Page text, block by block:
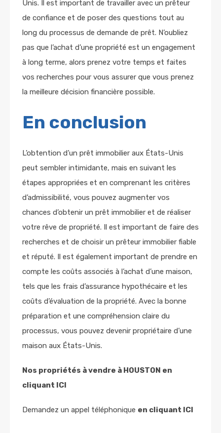
Unis. Il est important de travailler avec un prêteur
de confiance et de poser des questions tout au
long du processus de demande de prêt. N’oubliez
pas que l’achat d’une propriété est un engagement
à long terme, alors prenez votre temps et faites
vos recherches pour vous assurer que vous prenez
la meilleure décision financière possible.
En conclusion
L’obtention d’un prêt immobilier aux États-Unis
peut sembler intimidante, mais en suivant les
étapes appropriées et en comprenant les critères
d’admissibilité, vous pouvez augmenter vos
chances d’obtenir un prêt immobilier et de réaliser
votre rêve de propriété. Il est important de faire des
recherches et de choisir un prêteur immobilier fiable
et réputé. Il est également important de prendre en
compte les coûts associés à l’achat d’une maison,
tels que les frais d’assurance hypothécaire et les
coûts d’évaluation de la propriété. Avec la bonne
préparation et une compréhension claire du
processus, vous pouvez devenir propriétaire d’une
maison aux États-Unis.
Nos propriétés à vendre à HOUSTON en
cliquant ICI
Demandez un appel téléphonique en cliquant ICI